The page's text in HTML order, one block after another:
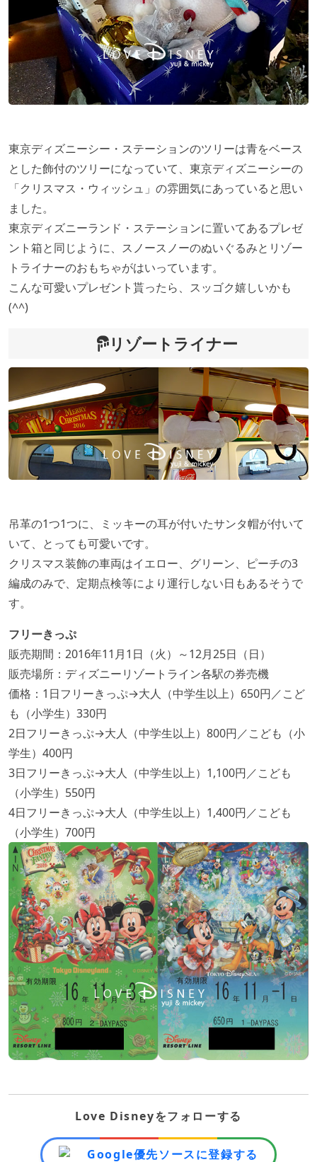
東京ディズニーシー・ステーションのツリーは青をベース
とした飾付のツリーになっていて、東京ディズニーシーの
「クリスマス・ウィッシュ」の雰囲気にあっていると思い
ました。
東京ディズニーランド・ステーションに置いてあるプレゼ
ント箱と同じように、スノースノーのぬいぐるみとリゾー
トライナーのおもちゃがはいっています。
こんな可愛いプレゼント貰ったら、スッゴク嬉しいかも
(^^)
リゾートライナー
吊革の1つ1つに、ミッキーの耳が付いたサンタ帽が付いて
いて、とっても可愛いです。
クリスマス装飾の車両はイエロー、グリーン、ピーチの3
編成のみで、定期点検等により運行しない日もあるそうで
す。
フリーきっぷ
販売期間：2016年11月1日（火）～12月25日（日）
販売場所：ディズニーリゾートライン各駅の券売機
価格：1日フリーきっぷ→大人（中学生以上）650円／こど
も（小学生）330円
2日フリーきっぷ→大人（中学生以上）800円／こども（小
学生）400円
3日フリーきっぷ→大人（中学生以上）1,100円／こども
（小学生）550円
4日フリーきっぷ→大人（中学生以上）1,400円／こども
（小学生）700円
Love Disneyをフォローする
Google優先ソースに登録する